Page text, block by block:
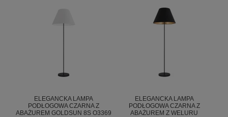
ELEGANCKA LAMPA
PODŁOGOWA CZARNA Z
ABAŻUREM GOLDSUN 8S O3369
ELEGANCKA LAMPA
PODŁOGOWA CZARNA Z
ABAŻUREM Z WELURU